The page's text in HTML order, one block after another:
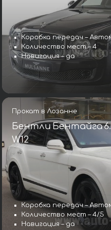
Коробка передач –
Количество мест – 4
Навигация – да
Прокат в Лозанне
Бентли Бентайга
W12
Коробка передач –
Количество мест – 4/5
Навигация – да